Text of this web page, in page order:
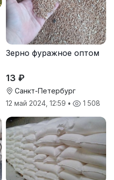
Зерно фуражное оптом
13 ₽
Санкт-Петербург
12 май 2024, 12:59 • 1 508